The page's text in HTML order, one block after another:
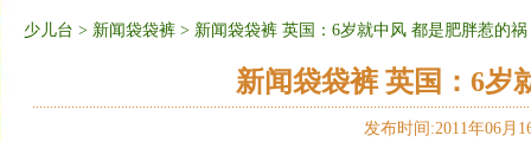
少儿台 > 新闻袋袋裤 > 新闻袋袋裤 英国：6岁就中风 都是肥胖惹的祸
新闻袋袋裤 英国：6岁
发布时间:2011年06月